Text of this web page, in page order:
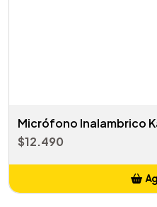
Micrófono Inalambrico
$12.490